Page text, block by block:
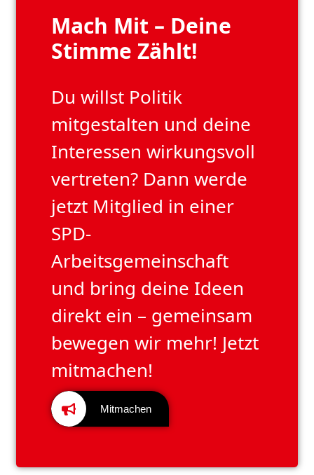
Mach Mit – Deine
Stimme Zählt!
Du willst Politik
mitgestalten und deine
Interessen wirkungsvoll
vertreten? Dann werde
jetzt Mitglied in einer
SPD-
Arbeitsgemeinschaft
und bring deine Ideen
direkt ein – gemeinsam
bewegen wir mehr! Jetzt
mitmachen!
Mitmachen